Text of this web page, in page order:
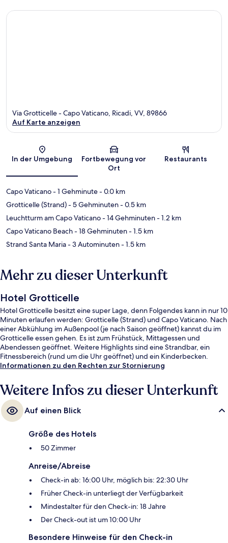
Karte
Via Grotticelle - Capo Vaticano, Ricadi, VV, 89866
Auf Karte anzeigen
In der Umgebung
Fortbewegung vor
Ort
Restaurants
Capo Vaticano- 1 Gehminute- 0.0 km
Grotticelle (Strand)- 5 Gehminuten- 0.5 km
Leuchtturm am Capo Vaticano- 14 Gehminuten- 1.2 km
Capo Vaticano Beach- 18 Gehminuten- 1.5 km
Strand Santa Maria- 3 Autominuten- 1.5 km
Mehr zu dieser Unterkunft
Hotel Grotticelle
Hotel Grotticelle besitzt eine super Lage, denn Folgendes kann in nur 10
Minuten erlaufen werden: Grotticelle (Strand) und Capo Vaticano. Nach
einer Abkühlung im Außenpool (je nach Saison geöffnet) kannst du im
Grotticelle essen gehen. Es ist zum Frühstück, Mittagessen und
Abendessen geöffnet. Weitere Highlights sind eine Strandbar, ein
Fitnessbereich (rund um die Uhr geöffnet) und ein Kinderbecken.
Informationen zu den Rechten zur Stornierung
Weitere Infos zu dieser Unterkunft
Auf einen Blick
Größe des Hotels
50 Zimmer
Anreise/Abreise
Check-in ab: 16:00 Uhr, möglich bis: 22:30 Uhr
Früher Check-in unterliegt der Verfügbarkeit
Mindestalter für den Check-in: 18 Jahre
Der Check-out ist um 10:00 Uhr
Besondere Hinweise für den Check-in